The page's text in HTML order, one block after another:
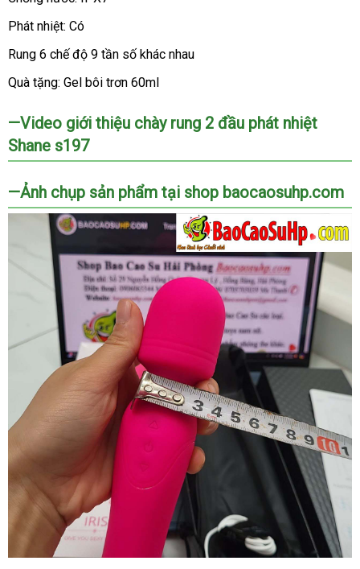
Phát nhiệt: Có
Rung 6 chế độ 9 tần số khác nhau
Quà tặng: Gel bôi trơn 60ml
—Video giới thiệu chày rung 2 đầu phát nhiệt
Shane s197
—Ảnh chụp sản phẩm tại shop baocaosuhp.com